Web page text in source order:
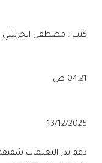
كتب : مصطفى الجريتلي
04:21 ص
13/12/2025
دعم بدر النعيمات